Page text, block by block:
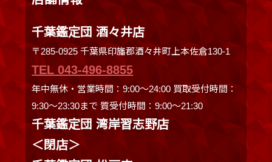
千葉鑑定団 酒々井店
〒285-0925 千葉県印旛郡酒々井町上本佐倉130-1
TEL 043-496-8855
年中無休・営業時間：9:00～24:00 買取受付時間：
9:30〜23:30まで 質受付時間：9:00～21:30
千葉鑑定団 湾岸習志野店
＜閉店＞